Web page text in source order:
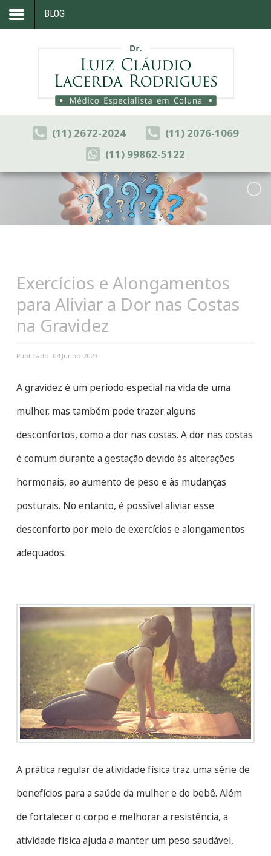
Artigos
Congressos
Contato
BLOG
(11) 2672-2024
(11) 2076-1069
(11) 99862-5122
Exercícios e Alongamentos
para Aliviar a Dor nas Costas
na Gravidez
Publicado: 04 Junho 2023
A gravidez é um período especial na vida de uma
mulher, mas também pode trazer alguns
desconfortos, como a dor nas costas. A dor nas costas
é comum durante a gestação devido às alterações
hormonais, ao aumento de peso e às mudanças
posturais. No entanto, é possível aliviar esse
desconforto por meio de exercícios e alongamentos
adequados.
A prática regular de atividade física traz uma série de
benefícios para a saúde da mulher e do bebê. Além
de fortalecer o corpo e melhorar a resistência, a
atividade física ajuda a manter um peso saudável,